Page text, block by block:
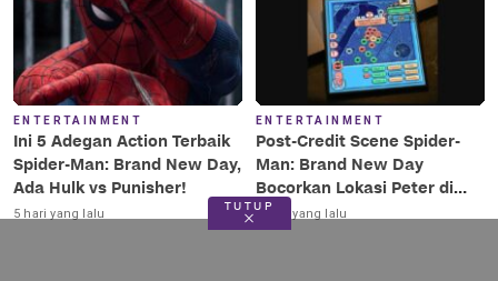
ENTERTAINMENT
Ini 5 Adegan Action Terbaik
Spider-Man: Brand New Day,
Ada Hulk vs Punisher!
5 hari yang lalu
ENTERTAINMENT
Post-Credit Scene Spider-
Man: Brand New Day
Bocorkan Lokasi Peter di
Luar Angkasa!
5 hari yang lalu
TUTUP